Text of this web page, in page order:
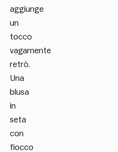
aggiunge
un
tocco
vagamente
retrò.
Una
blusa
in
seta
con
fiocco